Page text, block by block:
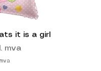
it is a girl
mva